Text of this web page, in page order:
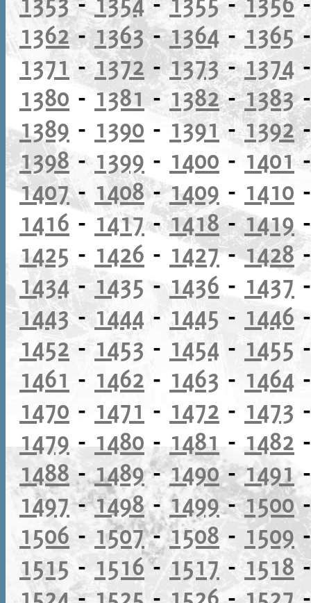
1362-1363-1364-1365
1371 -1372-1373-1374
1380 -1381 -1382-1383
1389 - 1390 - 1391-1392
1398- 1399 - 1400 - 1401
1407- 1408-1409 - 1410
1416 - 1417-1418- 1419
1425 - 1426 - 1427-1428
1434 -1435 - 1436 - 1437
1443- 1444 - 1445 - 1446
1452 - 1453 - 1454 - 1455
1461 - 1462 - 1463 - 1464
1470 - 1471 - 1472 - 1473
1479 - 1480 - 1481 - 1482
1488 -1489-1490-1491
1497-1498- 1499-1500
1506 - 1507-1508 - 1509
1515 - 1516-1517-1518